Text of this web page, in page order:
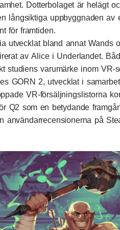
Dotterbolaget är helägt
långsiktiga uppbyggnaden av
för framtiden.
utvecklat bland annat Wands
av Alice i Underlandet.
studiens varumärke inom VR-
GORN 2, utvecklat i
VR-försäljningslistorna
Q2 som en betydande
användarrecensionerna på